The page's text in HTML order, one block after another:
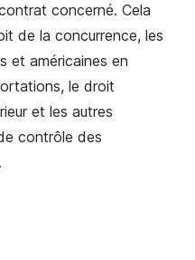
concerné. Cela
de la concurrence, les
et américaines en
le droit
et les autres
contrôle des